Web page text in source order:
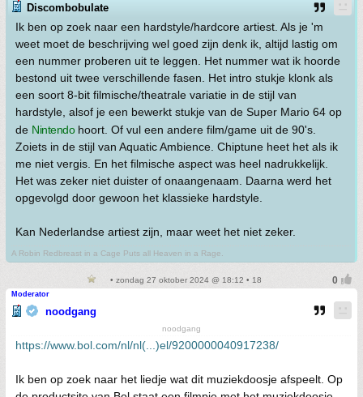
Discombobulate
Ik ben op zoek naar een hardstyle/hardcore artiest. Als je 'm
weet moet de beschrijving wel goed zijn denk ik, altijd lastig om
een nummer proberen uit te leggen. Het nummer wat ik hoorde
bestond uit twee verschillende fasen. Het intro stukje klonk als
een soort 8-bit filmische/theatrale variatie in de stijl van
hardstyle, alsof je een bewerkt stukje van de Super Mario 64 op
de Nintendohoort. Of vul een andere film/game uit de 90's.
Zoiets in de stijl van Aquatic Ambience. Chiptune heet het als ik
me niet vergis. En het filmische aspect was heel nadrukkelijk.
Het was zeker niet duister of onaangenaam. Daarna werd het
opgevolgd door gewoon het klassieke hardstyle.
Kan Nederlandse artiest zijn, maar weet het niet zeker.
A Robin Redbreast in a Cage Puts all Heaven in a Rage.
• zondag 27 oktober 2024 @ 18:12 • 18
Moderator
noodgang
noodgang
https://www.bol.com/nl/nl(...)el/9200000040917238/
Ik ben op zoek naar het liedje wat dit muziekdoosje afspeelt. Op